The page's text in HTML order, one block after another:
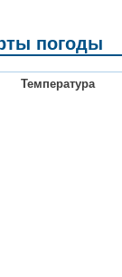
погоды
Температура